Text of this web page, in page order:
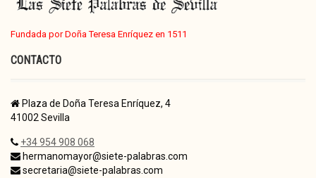
Fundada por Doña Teresa Enríquez en 1511
CONTACTO
Plaza de Doña Teresa Enríquez, 4
41002 Sevilla
+34 954 908 068
hermanomayor@siete-palabras.com
secretaria@siete-palabras.com